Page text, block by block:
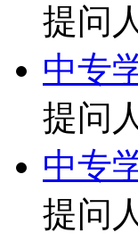
提问
中专
提问
中专
提问